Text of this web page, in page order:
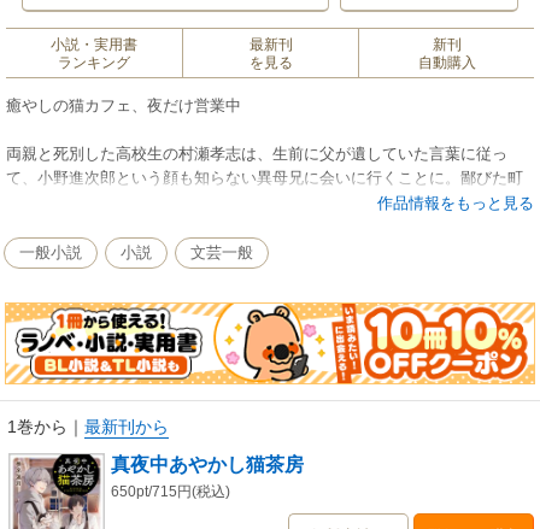
小説・実用書
ランキング
最新刊
を見る
新刊
自動購入
癒やしの猫カフェ、夜だけ営業中
両親と死別した高校生の村瀬孝志は、生前に父が遺していた言葉に従っ
て、小野進次郎という顔も知らない異母兄に会いに行くことに。鄙びた町
で喫茶店を営む彼を訪ねた孝志を出迎えてくれたのは、一匹の白い猫だっ
られない話を聞く。なんと進次郎は“呪い” にかけられたせいで、満月の日
以外、昼間は猫になってしまうのだという。日中の進次郎のサポートと、
進次郎との同居生活を始めるが…。
人の想いが交錯する、猫と癒やしのあやかし物語。
作品情報をもっと見る
一般小説 小説 文芸一般
1巻から ｜ 最新刊から
真夜中あやかし猫茶房
650pt/715円(税込)